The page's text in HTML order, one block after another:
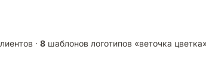
· 8 шаблонов логотипов «веточка